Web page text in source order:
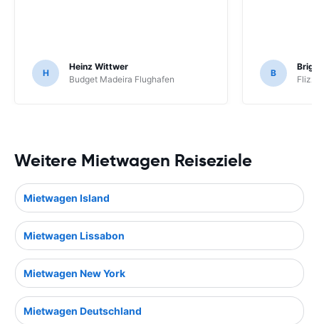
H
Heinz Wittwer
Budget Madeira Flughafen
B
Weitere Mietwagen Reiseziele
Mietwagen Island
Mietwagen Lissabon
Mietwagen New York
Mietwagen Deutschland